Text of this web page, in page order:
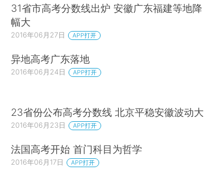
31省市高考分数线出炉 安徽广东福建等地降
幅大
2016年06月27日 APP打开
异地高考广东落地
2016年06月24日 APP打开
23省份公布高考分数线 北京平稳安徽波动大
2016年06月23日 APP打开
法国高考开始 首门科目为哲学
2016年06月17日 APP打开